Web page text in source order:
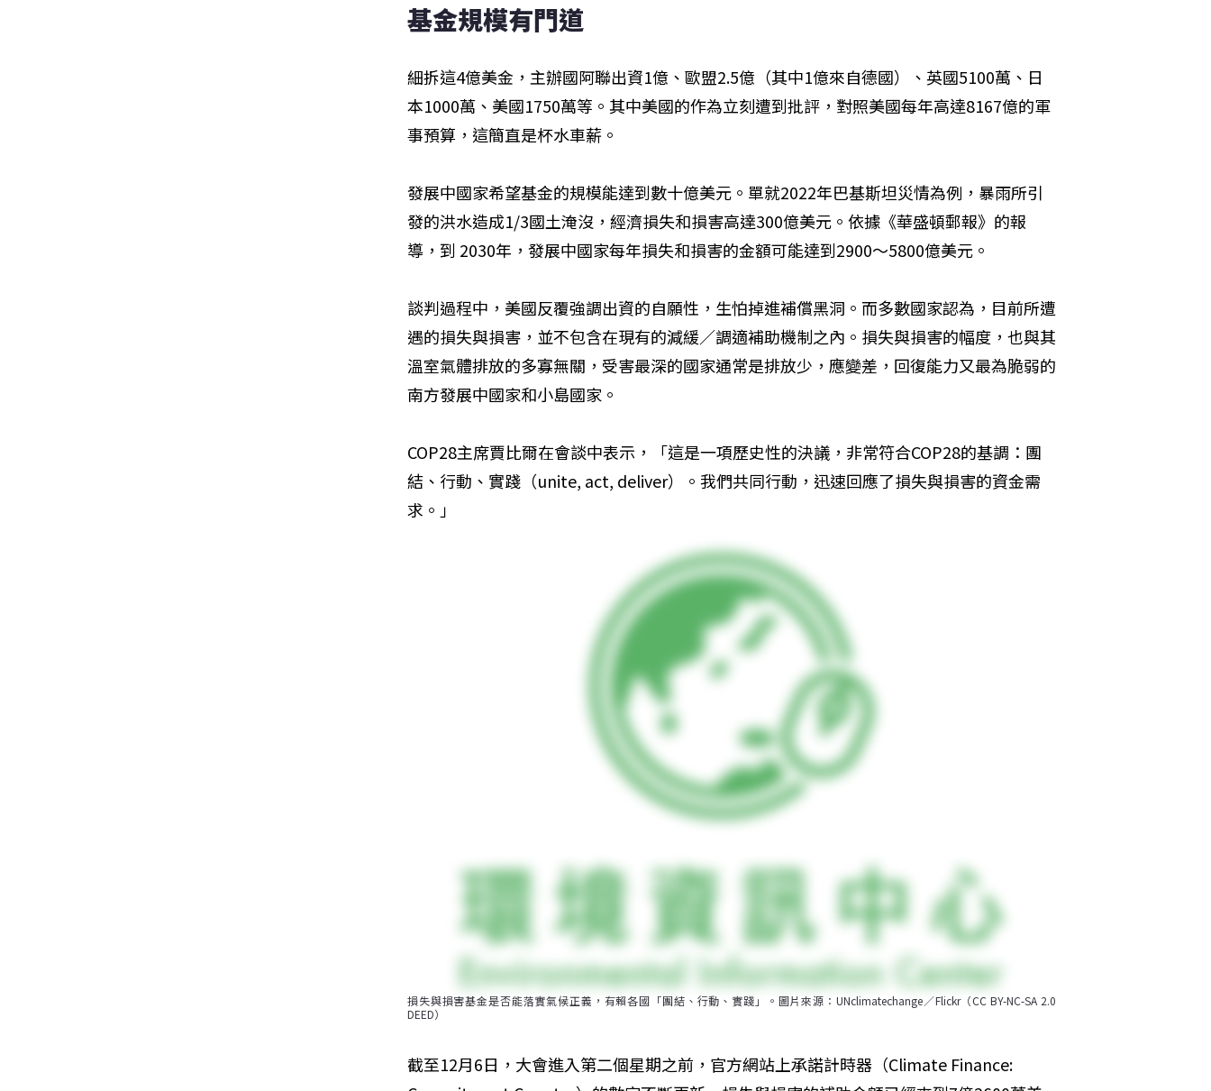
基金規模有門道
細拆這4億美金，主辦國阿聯出資1億、歐盟2.5億（其中1億來自德國）、英國5100萬、日
本1000萬、美國1750萬等。其中美國的作為立刻遭到批評，對照美國每年高達8167億的軍
事預算，這簡直是杯水車薪。
發展中國家希望基金的規模能達到數十億美元。單就2022年巴基斯坦災情為例，暴雨所引
發的洪水造成1/3國土淹沒，經濟損失和損害高達300億美元。依據《華盛頓郵報》的報
導，到 2030年，發展中國家每年損失和損害的金額可能達到2900～5800億美元。
談判過程中，美國反覆強調出資的自願性，生怕掉進補償黑洞。而多數國家認為，目前所遭
遇的損失與損害，並不包含在現有的減緩／調適補助機制之內。損失與損害的幅度，也與其
溫室氣體排放的多寡無關，受害最深的國家通常是排放少，應變差，回復能力又最為脆弱的
南方發展中國家和小島國家。
COP28主席賈比爾在會談中表示，「這是一項歷史性的決議，非常符合COP28的基調：團
結、行動、實踐（unite, act, deliver）。我們共同行動，迅速回應了損失與損害的資金需
求。」
損失與損害基金是否能落實氣候正義，有賴各國「團結、行動、實踐」。圖片來源：UNclimatechange／Flickr（CC BY-NC-SA 2.0
DEED）
截至12月6日，大會進入第二個星期之前，官方網站上承諾計時器（Climate Finance: